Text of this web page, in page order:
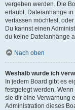
vergeben werden. Die
erlaubt, Dateianhänge
verfassen möchtest,
Du kannst einen
du keine Dateianhänge
Nach oben
Weshalb wurde ich
In jedem Board gibt es
festgelegt werden.
sie dir eine Verwarnung
Administration dieses